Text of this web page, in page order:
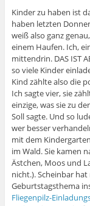
Kinder zu haben ist
haben letzten
weiß also ganz
einem Haufen. Ich,
mittendrin. DAS IST
so viele Kinder
Kind zählte also die
Ich sagte vier, sie
einzige, was sie zu
Soll sagte. Und so
wer besser
mit dem
im Wald. Sie kamen
Ästchen, Moos und
nicht.). Scheinbar
Geburtstagsthema
Fliegenpilz-